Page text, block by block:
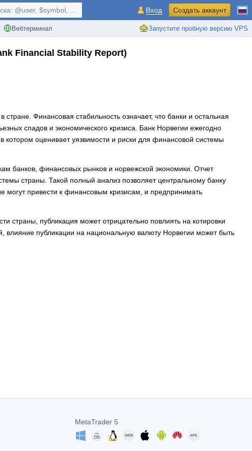
Вебтерминал Запустите пробную версию VPS
@user, $symbol, ... Вход Создать аккаунт
Financial Stability Report)
Финансовая стабильность означает, что банки и остальная
спадов и экономического кризиса. Банк Норвегии ежегодно
котором оценивает уязвимости и риски для финансовой системы
банков, финансовых рынков и норвежской экономики. Отчет
страны. Такой полный анализ позволяет центральному банку
могут привести к финансовым кризисам, и предпринимать
страны, публикация может отрицательно повлиять на котировки
влияние публикации на национальную валюту Норвегии может быть
MetaTrader 5